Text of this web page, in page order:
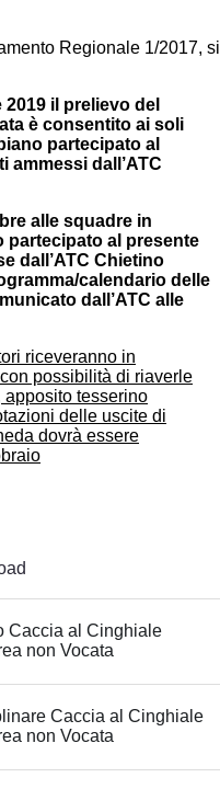
Regionale 1/2017, si
il prelievo del
è consentito ai soli
partecipato al
ammessi dall’ATC
alle squadre in
partecipato al presente
dall’ATC Chietino
calendario delle
dall’ATC alle
riceveranno in
possibilità di riaverle
apposito tesserino
delle uscite di
dovrà essere
Caccia al Cinghiale
non Vocata
Caccia al Cinghiale
non Vocata